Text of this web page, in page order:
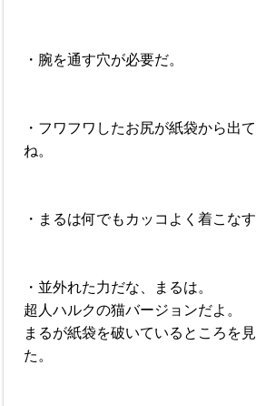
・腕を通す穴が必要だ。
・フワフワしたお尻が紙袋から出
ね。
・まるは何でもカッコよく着こなす
・並外れた力だな、まるは。
超人ハルクの猫バージョンだよ。
まるが紙袋を破いているところを
た。